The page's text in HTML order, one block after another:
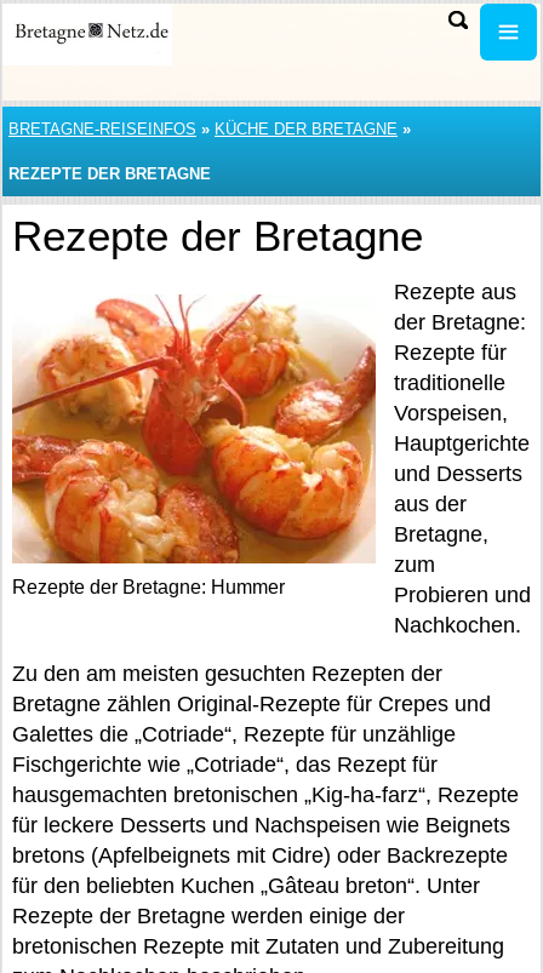
BRETAGNE-REISEINFOS » KÜCHE DER BRETAGNE »
REZEPTE DER BRETAGNE
Rezepte der Bretagne
Rezepte der Bretagne: Hummer
Rezepte aus
der Bretagne:
Rezepte für
traditionelle
Vorspeisen,
Hauptgerichte
und Desserts
aus der
Bretagne,
zum
Probieren und
Nachkochen.
Zu den am meisten gesuchten Rezepten der
Bretagne zählen Original-Rezepte für Crepes und
Galettes die „Cotriade“, Rezepte für unzählige
Fischgerichte wie „Cotriade“, das Rezept für
hausgemachten bretonischen „Kig-ha-farz“, Rezepte
für leckere Desserts und Nachspeisen wie Beignets
bretons (Apfelbeignets mit Cidre) oder Backrezepte
für den beliebten Kuchen „Gâteau breton“. Unter
Rezepte der Bretagne werden einige der
bretonischen Rezepte mit Zutaten und Zubereitung